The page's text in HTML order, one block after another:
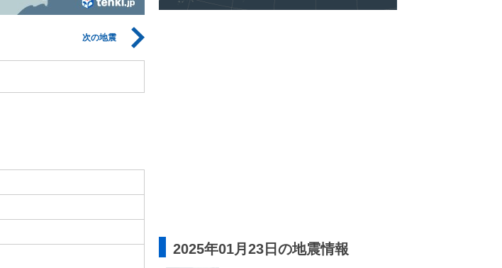
次の地震
2025年01月23日の地震情報